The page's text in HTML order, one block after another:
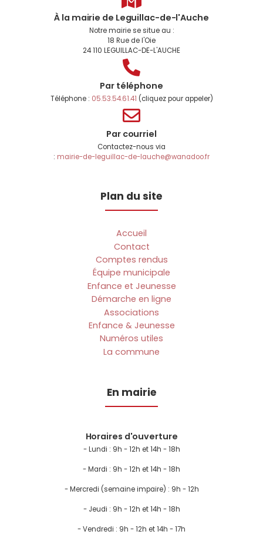
À la mairie de Leguillac-de-l'Auche
Notre mairie se situe au :
18 Rue de l'Oie
24 110 LEGUILLAC-DE-L'AUCHE
Par téléphone
Téléphone : 05.53.54.61.41 (cliquez pour appeler)
Par courriel
Contactez-nous via
: mairie-de-leguillac-de-lauche@wanadoo.fr
Plan du site
Accueil
Contact
Comptes rendus
Équipe municipale
Enfance et Jeunesse
Démarche en ligne
Associations
Enfance & Jeunesse
Numéros utiles
La commune
En mairie
Horaires d'ouverture
- Lundi : 9h - 12h et 14h - 18h
- Mardi : 9h - 12h et 14h - 18h
- Mercredi (semaine impaire) : 9h - 12h
- Jeudi : 9h - 12h et 14h - 18h
- Vendredi : 9h - 12h et 14h - 17h